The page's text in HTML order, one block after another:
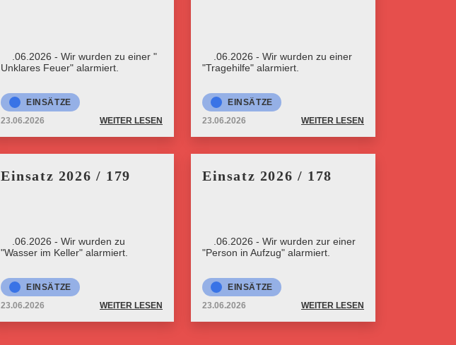
23.06.2026 - Wir wurden zu einer "
Unklares Feuer" alarmiert.
EINSÄTZE
23.06.2026
WEITER LESEN
23.06.2026 - Wir wurden zu einer
"Tragehilfe" alarmiert.
EINSÄTZE
23.06.2026
WEITER LESEN
Einsatz 2026 / 179
23.06.2026 - Wir wurden zu
"Wasser im Keller" alarmiert.
EINSÄTZE
23.06.2026
WEITER LESEN
Einsatz 2026 / 178
23.06.2026 - Wir wurden zur einer
"Person in Aufzug" alarmiert.
EINSÄTZE
23.06.2026
WEITER LESEN